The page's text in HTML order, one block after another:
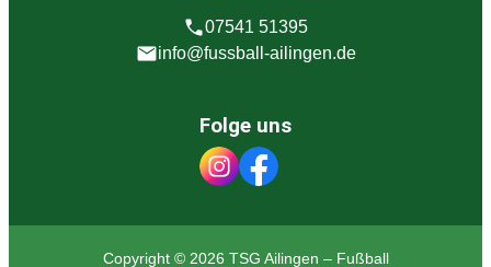
07541 51395
info@fussball-ailingen.de
Folge uns
Copyright © 2026 TSG Ailingen – Fußball